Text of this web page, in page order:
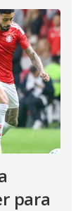
para